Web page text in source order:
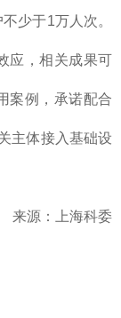
少于1万人次。
应，相关成果可
案例，承诺配合
主体接入基础设
来源：上海科委